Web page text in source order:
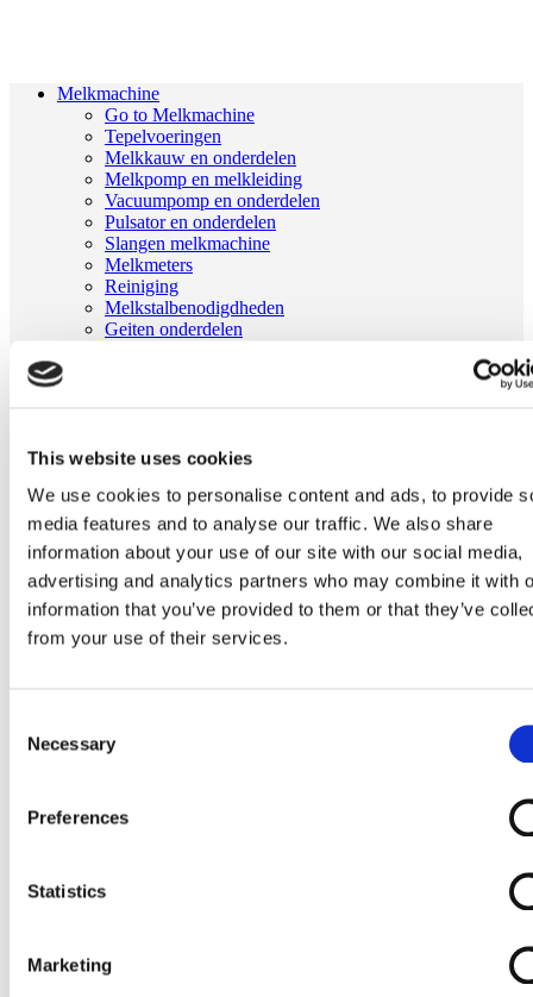
This website uses cookies
We use cookies to personalise content and ads, to provide
media features and to analyse our traffic. We also share
information about your use of our site with our social media,
advertising and analytics partners who may combine it with
information that you’ve provided to them or that they’ve
from your use of their services.
Selection
Necessary
Preferences
Statistics
Marketing
Melkmachine
Go to Melkmachine
Tepelvoeringen
Melkkauw en onderdelen
Melkpomp en melkleiding
Vacuumpomp en onderdelen
Pulsator en onderdelen
Slangen melkmachine
Melkmeters
Reiniging
Melkstalbenodigdheden
Geiten onderdelen
Fullwood Merlin
Stal benodigdheden
Go to Stal benodigdheden
Koeborstel
Ambic onderdelen
Minimelkers
stalartikelen